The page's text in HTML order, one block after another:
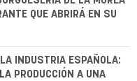
QUE ABRIRÁ EN SU
INDUSTRIA ESPAÑOLA:
PRODUCCIÓN A UNA